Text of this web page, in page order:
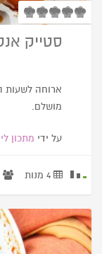
סטייק
ארוחה לשעות
מושלם.
על ידי מתכון לי